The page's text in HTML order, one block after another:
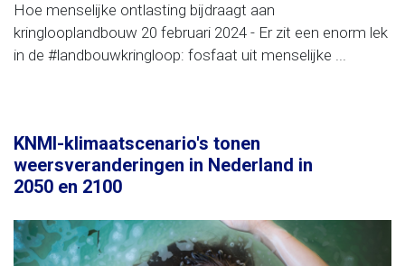
Hoe menselijke ontlasting bijdraagt aan
kringlooplandbouw 20 februari 2024 - Er zit een enorm lek
in de #landbouwkringloop: fosfaat uit menselijke ...
KNMI-klimaatscenario's tonen
weersveranderingen in Nederland in
2050 en 2100